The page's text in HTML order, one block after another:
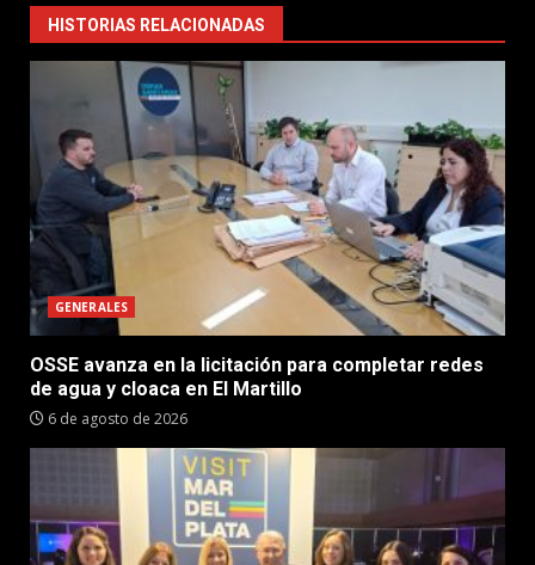
HISTORIAS RELACIONADAS
GENERALES
OSSE avanza en la licitación para completar redes
de agua y cloaca en El Martillo
6 de agosto de 2026